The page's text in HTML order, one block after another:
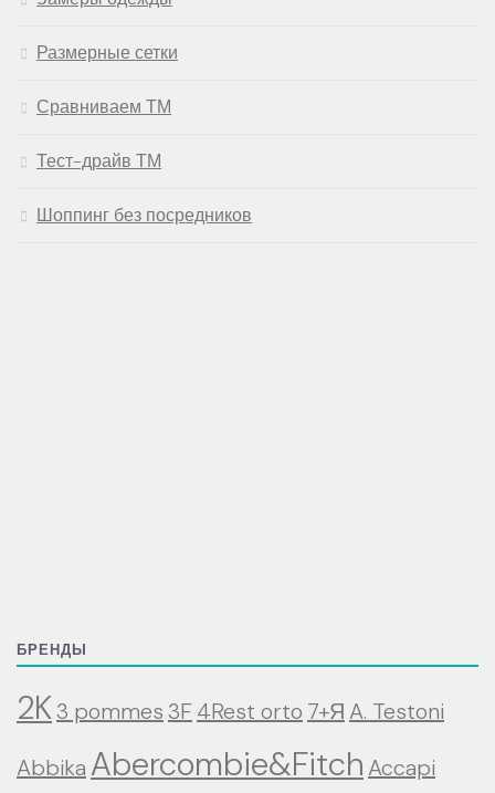
Размерные сетки
Сравниваем ТМ
Тест-драйв ТМ
Шоппинг без посредников
БРЕНДЫ
2K3 pommes3F 4Rest orto 7+Я A. Testoni
Abbika Abercombie&Fitch Accapi